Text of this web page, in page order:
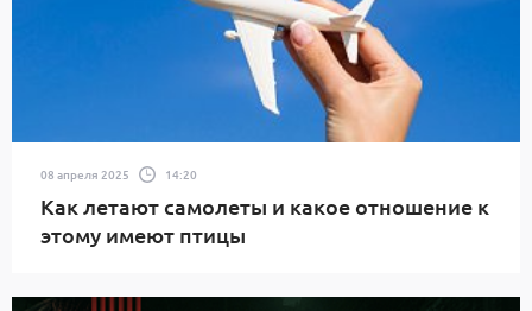
08 апреля 2025 14:20
Как летают самолеты и какое отношение к
этому имеют птицы